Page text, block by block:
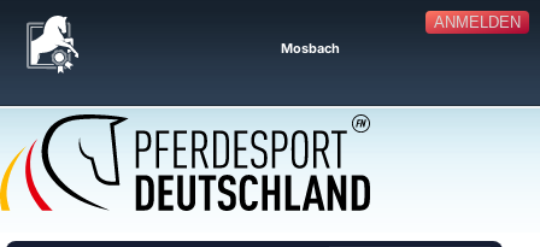
ANMELDEN
Mosbach